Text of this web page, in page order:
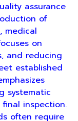
assurance
of
medical
on
and reducing
established
systematic
inspection.
often require